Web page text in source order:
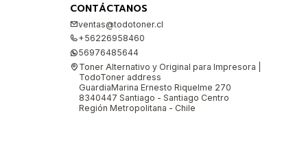
CONTÁCTANOS
ventas@todotoner.cl
+56226958460
56976485644
Toner Alternativo y Original para Impresora |
TodoToner address
GuardiaMarina Ernesto Riquelme 270
8340447 Santiago - Santiago Centro
Región Metropolitana - Chile